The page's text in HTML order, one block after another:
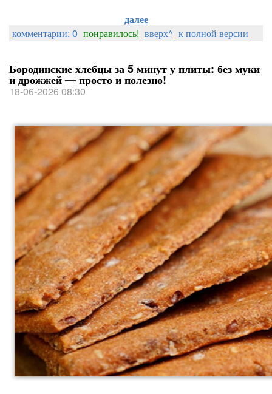
далее
комментарии: 0 понравилось! вверх^ к полной версии
Бородинские хлебцы за 5 минут у плиты: без муки
и дрожжей — просто и полезно!
18-06-2026 08:30